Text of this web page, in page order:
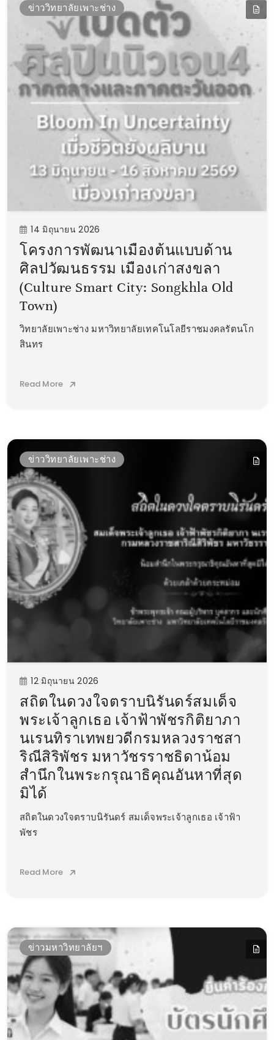
ข่าววิทยาลัยเพาะช่าง
14 มิถุนายน 2026
โครงการพัฒนาเมืองต้นแบบด้าน
ศิลปวัฒนธรรม เมืองเก่าสงขลา
(Culture Smart City: Songkhla Old
Town)
วิทยาลัยเพาะช่าง มหาวิทยาลัยเทคโนโลยีราชมงคลรัตนโก
สินทร
Read More
ข่าววิทยาลัยเพาะช่าง
12 มิถุนายน 2026
สถิตในดวงใจตราบนิรันดร์สมเด็จ
พระเจ้าลูกเธอ เจ้าฟ้าพัชรกิติยาภา
นเรนทิราเทพยวดีกรมหลวงราชสา
ริณีสิริพัชร มหาวัชรราชธิดาน้อม
สำนึกในพระกรุณาธิคุณอันหาที่สุด
มิได้
สถิตในดวงใจตราบนิรันดร์ สมเด็จพระเจ้าลูกเธอ เจ้าฟ้า
พัชร
Read More
ข่าวมหาวิทยาลัยฯ